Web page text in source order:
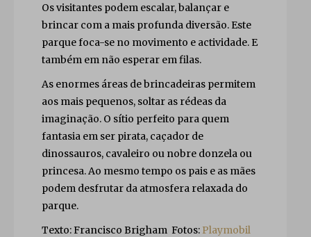
Os visitantes podem escalar, balançar e
brincar com a mais profunda diversão. Este
parque foca-se no movimento e actividade. E
também em não esperar em filas.
As enormes áreas de brincadeiras permitem
aos mais pequenos, soltar as rédeas da
imaginação. O sítio perfeito para quem
fantasia em ser pirata, caçador de
dinossauros, cavaleiro ou nobre donzela ou
princesa. Ao mesmo tempo os pais e as mães
podem desfrutar da atmosfera relaxada do
parque.
Texto: Francisco Brigham Fotos: Playmobil